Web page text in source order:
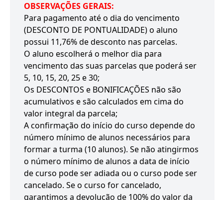
OBSERVAÇÕES GERAIS:
Para pagamento até o dia do vencimento
(DESCONTO DE PONTUALIDADE) o aluno
possui 11,76% de desconto nas parcelas.
O aluno escolherá o melhor dia para
vencimento das suas parcelas que poderá ser
5, 10, 15, 20, 25 e 30;
Os DESCONTOS e BONIFICAÇÕES não são
acumulativos e são calculados em cima do
valor integral da parcela;
A confirmação do início do curso depende do
número mínimo de alunos necessários para
formar a turma (10 alunos). Se não atingirmos
o número mínimo de alunos a data de início
de curso pode ser adiada ou o curso pode ser
cancelado. Se o curso for cancelado,
garantimos a devolução de 100% do valor da